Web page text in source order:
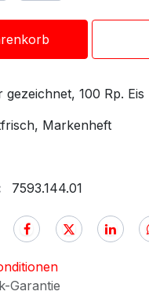
100 Rp. Eis
Markenheft
7593.144.01
Garantie